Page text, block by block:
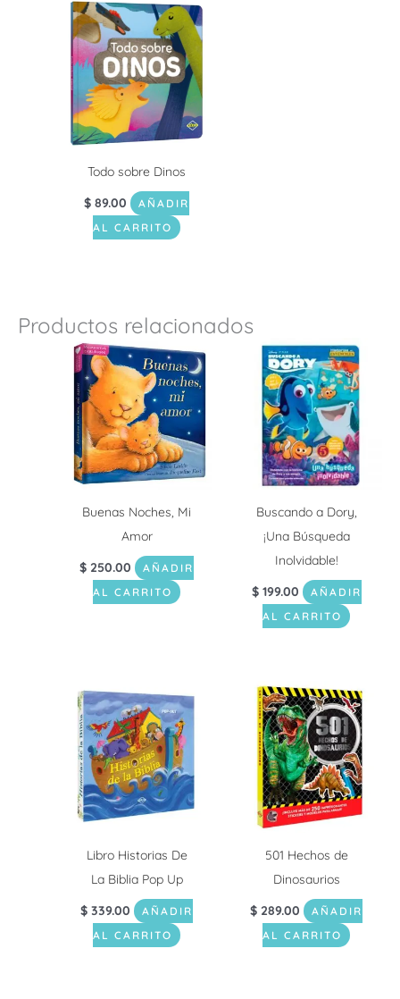
Todo sobre Dinos
$ 89.00
AÑADIR
AL CARRITO
Productos relacionados
Buenas Noches, Mi
Amor
$ 250.00
AÑADIR
AL CARRITO
Buscando a Dory,
¡Una Búsqueda
Inolvidable!
$199.00
AÑADIR
AL CARRITO
Libro Historias De
La Biblia Pop Up
$ 339.00
AÑADIR
AL CARRITO
501 Hechos de
Dinosaurios
$ 289.00
AÑADIR
AL CARRITO